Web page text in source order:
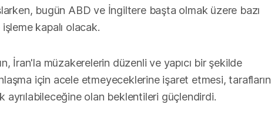
bugün ABD ve İngiltere başta olmak üzere bazı
kapalı olacak.
İran'la müzakerelerin düzenli ve yapıcı bir şekilde
için acele etmeyeceklerine işaret etmesi, tarafların
ayrılabileceğine olan beklentileri güçlendirdi.